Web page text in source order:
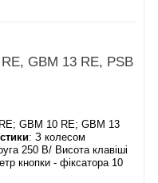
GBM 13 RE, PSB
GBM 10 RE; GBM 13
: З колесом
250 В/ Висота клавіші
кнопки - фіксатора 10